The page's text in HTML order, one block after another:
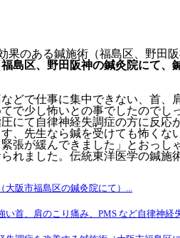
果のある鍼施術（福島区、野田
島区、野田阪神の鍼灸院にて、
どで仕事に集中できない、首
で少し怖いとの事でしたので
にて自律神経失調症の方に反
、先生なら鍼を受けても怖く
張が緩んできました」とおっ
れました。伝統東洋医学の鍼
大阪市福島区の鍼灸院にて）...
首、肩のこり痛み、PMS など自律神経